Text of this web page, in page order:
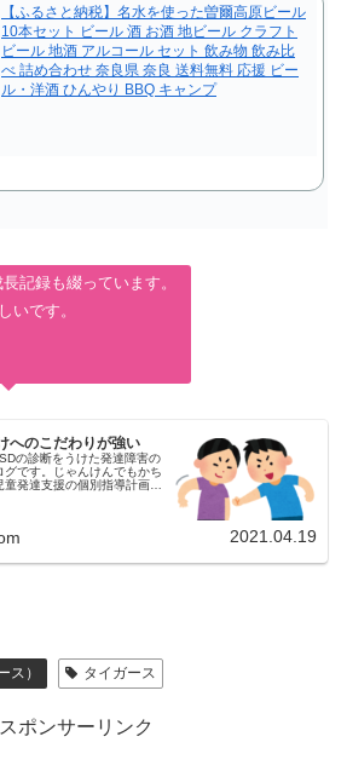
【ふるさと納税】名水を使った曽爾高原ビール
10本セット ビール 酒 お酒 地ビール クラフト
ビール 地酒 アルコール セット 飲み物 飲み比
べ 詰め合わせ 奈良県 奈良 送料無料 応援 ビー
ル・洋酒 ひんやり BBQ キャンプ
記録も綴っています。
いです。
へのこだわりが強い
の診断をうけた発達障害の
です。じゃんけんでもかち
童発達支援の個別指導計画
2021.04.19
ス） タイガース
スポンサーリンク